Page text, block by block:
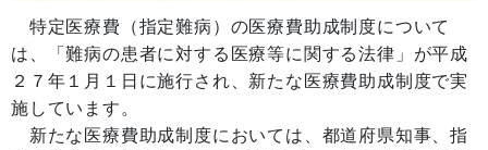
特定医療費（指定難病） の医療費助成制度について
は、「難病の患者に対する医療等に関する法律」が平成
２７年１月１日に施行され、新たな医療費助成制度で実
施しています。
新たな医療費助成制度においては、都道府県知事、指